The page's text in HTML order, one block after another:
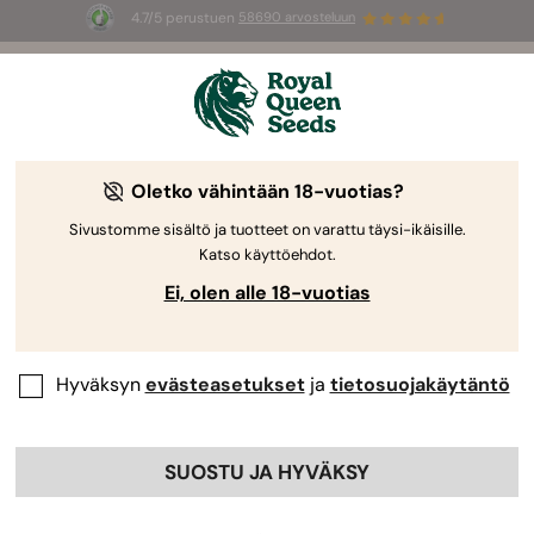
4.7/5 perustuen 58690 arvosteluun
3 White Widow Auto mag
Fast Flowering: Kuinka kasvattaa
nopeasti kasvavia lajikkeita vieläkin
Joillekin kasvattajille aika on rahaa. Itse asiassa on monia
Oletko vähintään 18-vuotias?
Sivustomme sisältö ja tuotteet on varattu täysi-ikäisille.
Katso käyttöehdot.
Ei, olen alle 18-vuotias
Hyväksynevästeasetuksetja tietosuojakäytäntö
SUOSTU JA HYVÄKSY